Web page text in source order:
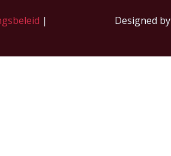
|
Designed by